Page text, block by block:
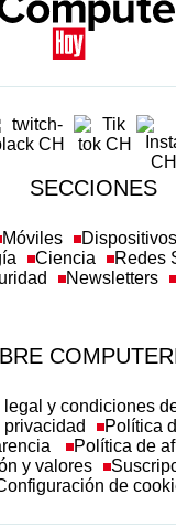
SECCIONES
Móviles Dispositivos
Ciencia
Redes
Newsletters
legal y condiciones
Política
Política de
y valores
de